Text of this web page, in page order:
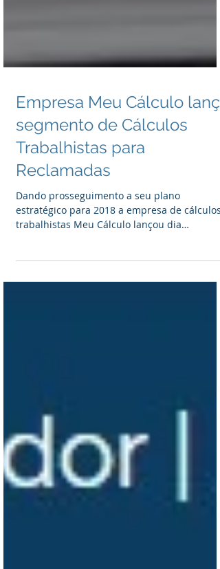
Empresa Meu Cálculo lança
segmento de Cálculos
Trabalhistas para
Reclamadas
Dando prosseguimento a seu plano
trabalhistas Meu Cálculo lançou dia